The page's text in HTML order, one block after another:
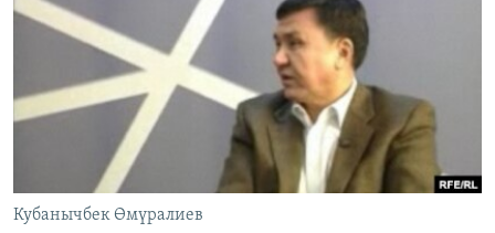
АЗАТТЫК+
ЫҢГАЙСЫЗ СУРООЛОР
ЭЕ/АРнун бардык сайттары
Кубанычбек Өмүралиев